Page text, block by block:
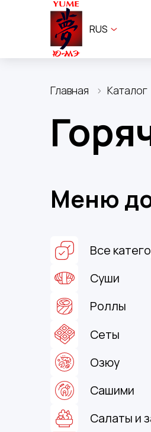
RUS
Главная Каталог
Меню
Все
Суши
Роллы
Сеты
Озюу
Сашими
Салаты и